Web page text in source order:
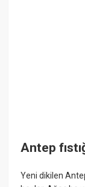
Antep
Yeni dikilen